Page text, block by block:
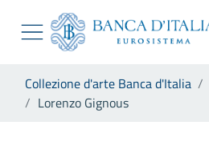
Skip to Main Content
Vai al sito istituzionale
Vai al menu di navigazione
Vai alla ricerca
Vai al footer
Collezione d'arte Banca d'Italia
Lorenzo Gignous